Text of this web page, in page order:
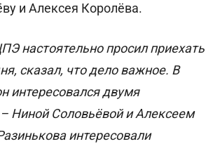
и Алексея Королёва.
настоятельно просил приехать
сказал, что дело важное. В
интересовался двумя
Ниной Соловьёвой и Алексеем
интересовали